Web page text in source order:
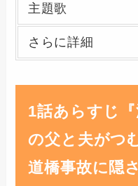
主題歌
さらに詳細
1話あらすじ
の父と夫がつ
道橋事故に隠